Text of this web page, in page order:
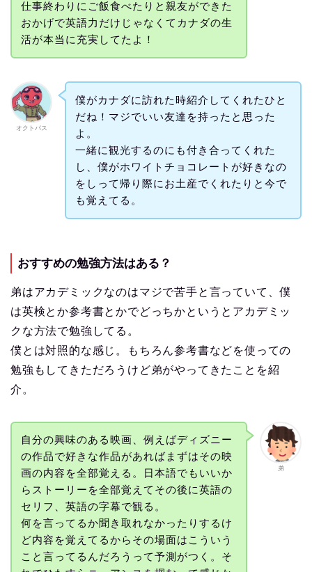
仕事終わりにご飯食べたりと親友ができた
おかげで英語力だけじゃなくてカナダの生
活が本当に充実してたよ！
オクトパス
僕がカナダに訪れた時紹介してくれたひと
だね！マジでいい友達を持ったと思った
よ。
一緒に観光するのにも付き合ってくれた
し、僕がホワイトチョコレートが好きなの
をしって帰り際にお土産でくれたりと今で
も覚えてる。
おすすめの勉強方法はある？
弟はアカデミックなのはマジで苦手と言っていて、僕
は英検とか参考書とかでどっちかというとアカデミッ
クな方法で勉強してる。
僕とは対照的な感じ。もちろん参考書などを使っての
勉強もしてきただろうけど弟がやってきたことを紹
介。
弟
自分の興味のある映画、例えばディズニー
の作品で好きな作品があればまずはその映
画の内容を全部覚える。日本語でもいいか
らストーリーを全部覚えてその後に英語の
セリフ、英語の字幕で観る。
何を言ってるか聞き取れなかったりするけ
ど内容を覚えてるからその場面はこういう
こと言ってるんだろうって予測がつく。そ